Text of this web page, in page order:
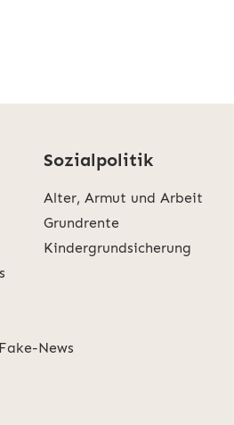
News
Sozialpolitik
Alter, Armut und Arbeit
Grundrente
Kindergrundsicherung